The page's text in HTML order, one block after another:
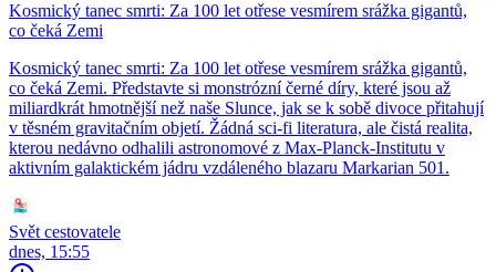
Kosmický tanec smrti: Za 100 let otřese vesmírem srážka gigantů,
co čeká Zemi
Kosmický tanec smrti: Za 100 let otřese vesmírem srážka gigantů,
co čeká Zemi. Představte si monstrózní černé díry, které jsou až
miliardkrát hmotnější než naše Slunce, jak se k sobě divoce přitahují
v těsném gravitačním objetí. Žádná sci-fi literatura, ale čistá realita,
kterou nedávno odhalili astronomové z Max-Planck-Institutu v
aktivním galaktickém jádru vzdáleného blazaru Markarian 501.
Svět cestovatele
dnes, 15:55